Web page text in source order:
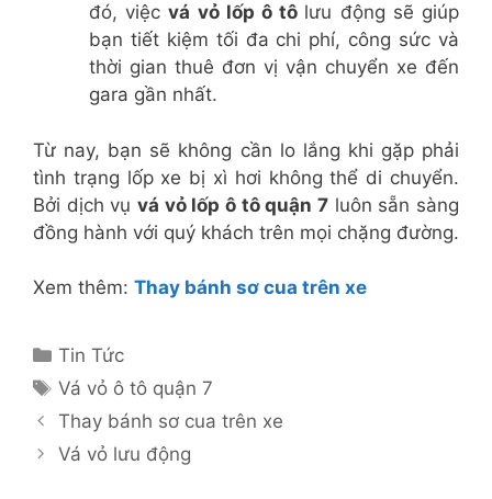
đó, việcvá vỏ lốp ô tô lưu động sẽ giúp
bạn tiết kiệm tối đa chi phí, công sức và
thời gian thuê đơn vị vận chuyển xe đến
gara gần nhất.
Từ nay, bạn sẽ không cần lo lắng khi gặp phải
tình trạng lốp xe bị xì hơi không thể di chuyển.
Bởi dịch vụ vá vỏ lốp ô tô quận 7 luôn sẵn sàng
đồng hành với quý khách trên mọi chặng đường.
Xem thêm: Thay bánh sơ cua trên xe
Danh
mục
Tin Tức
Thẻ
Vá vỏ ô tô quận 7
Thay bánh sơ cua trên xe
Vá vỏ lưu động